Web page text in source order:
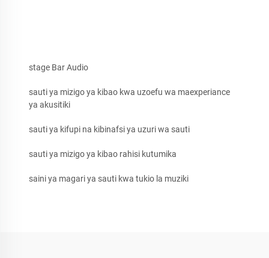
stage Bar Audio
sauti ya mizigo ya kibao kwa uzoefu wa maexperiance
ya akusitiki
sauti ya kifupi na kibinafsi ya uzuri wa sauti
sauti ya mizigo ya kibao rahisi kutumika
saini ya magari ya sauti kwa tukio la muziki